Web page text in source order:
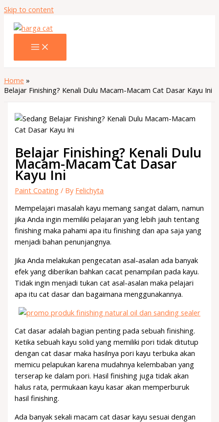
Skip to content
Home
Belajar Finishing? Kenali Dulu Macam-Macam Cat Dasar Kayu Ini
Belajar Finishing? Kenali Dulu
Macam-Macam Cat Dasar
Kayu Ini
Paint Coating / By Felichyta
Mempelajari masalah kayu memang sangat dalam, namun
jika Anda ingin memiliki pelajaran yang lebih jauh tentang
finishing maka pahami apa itu finishing dan apa saja yang
menjadi bahan penunjangnya.
Jika Anda melakukan pengecatan asal-asalan ada banyak
efek yang diberikan bahkan cacat penampilan pada kayu.
Tidak ingin menjadi tukan cat asal-asalan maka pelajari
apa itu cat dasar dan bagaimana menggunakannya.
Cat dasar adalah bagian penting pada sebuah finishing.
Ketika sebuah kayu solid yang memiliki pori tidak ditutup
dengan cat dasar maka hasilnya pori kayu terbuka akan
memicu pelapukan karena mudahnya kelembaban yang
terserap ke dalam pori. Hasil finishing juga tidak akan
halus rata, permukaan kayu kasar akan memperburuk
hasil finishing.
Ada banyak sekali macam cat dasar kayu sesuai dengan